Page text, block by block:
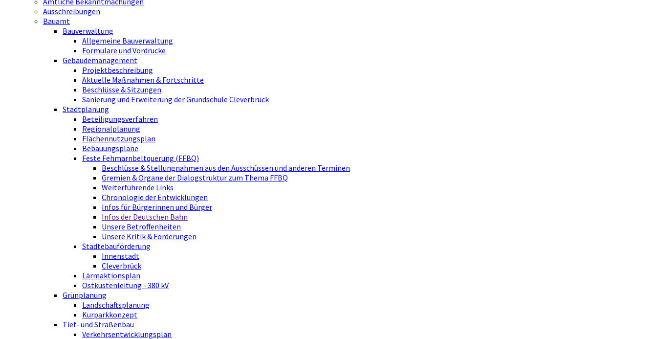
Ausschreibungen
Bauamt
Bauverwaltung
Allgemeine Bauverwaltung
Formulare und Vordrucke
Gebäudemanagement
Projektbeschreibung
Aktuelle Maßnahmen & Fortschritte
Beschlüsse & Sitzungen
Sanierung und Erweiterung der Grundschule Cleverbrück
Stadtplanung
Beteiligungsverfahren
Regionalplanung
Flächennutzungsplan
Bebauungspläne
Feste Fehmarnbeltquerung (FFBQ)
Beschlüsse & Stellungnahmen aus den Ausschüssen und anderen Terminen
Gremien & Organe der Dialogstruktur zum Thema FFBQ
Weiterführende Links
Chronologie der Entwicklungen
Infos für Bürgerinnen und Bürger
Infos der Deutschen Bahn
Unsere Betroffenheiten
Unsere Kritik & Forderungen
Städtebauförderung
Innenstadt
Cleverbrück
Lärmaktionsplan
Ostküstenleitung - 380 kV
Grünplanung
Landschaftsplanung
Kurparkkonzept
Tief- und Straßenbau
Verkehrsentwicklungsplan